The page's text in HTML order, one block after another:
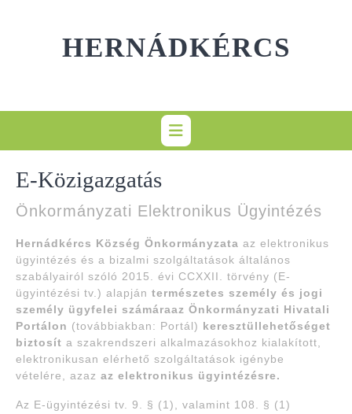
HERNÁDKÉRCS
E-Közigazgatás
Önkormányzati Elektronikus Ügyintézés
Hernádkércs Község Önkormányzata az elektronikus
ügyintézés és a bizalmi szolgáltatások általános
szabályairól szóló 2015. évi CCXXII. törvény (E-
ügyintézési tv.) alapján természetes személy és jogi
személy ügyfelei számáraaz Önkormányzati Hivatali
Portálon (továbbiakban: Portál) keresztüllehetőséget
biztosít a szakrendszeri alkalmazásokhoz kialakított,
elektronikusan elérhető szolgáltatások igénybe
vételére, azaz az elektronikus ügyintézésre.
Az E-ügyintézési tv. 9. § (1), valamint 108. § (1)